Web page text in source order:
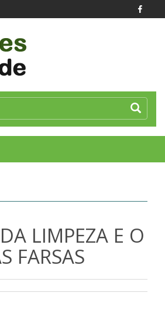
LIMPEZA E O
FARSAS